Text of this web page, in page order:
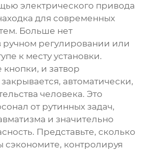
электрического привода
для современных
Больше нет
ручном регулировании или
к месту установки.
и затвор
автоматически,
человека. Это
от рутинных задач,
и значительно
Представьте, сколько
сэкономите, контролируя